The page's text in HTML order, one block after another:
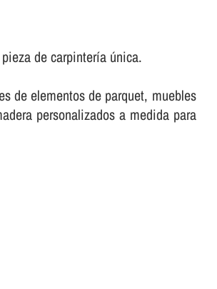
de carpinterí­a única.
de elementos de parquet, muebles
personalizados a medida para